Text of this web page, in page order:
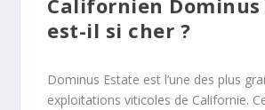
est-il si cher ?
Dominus Estate est l’une des plus
exploitations viticoles de Californie.